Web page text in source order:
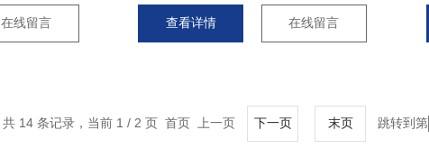
在线留言 查看详情 在线留言
共 14 条记录，当前 1 / 2 页 首页 上一页 下一页 末页 跳转到第